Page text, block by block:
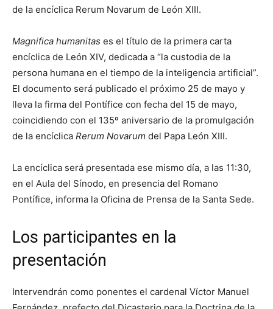
de la encíclica Rerum Novarum de León XIII.
Magnifica humanitas es el título de la primera carta
encíclica de León XIV, dedicada a “la custodia de la
persona humana en el tiempo de la inteligencia artificial”.
El documento será publicado el próximo 25 de mayo y
lleva la firma del Pontífice con fecha del 15 de mayo,
coincidiendo con el 135º aniversario de la promulgación
de la encíclica Rerum Novarum del Papa León XIII.
La encíclica será presentada ese mismo día, a las 11:30,
en el Aula del Sínodo, en presencia del Romano
Pontífice, informa la Oficina de Prensa de la Santa Sede.
Los participantes en la
presentación
Intervendrán como ponentes el cardenal Víctor Manuel